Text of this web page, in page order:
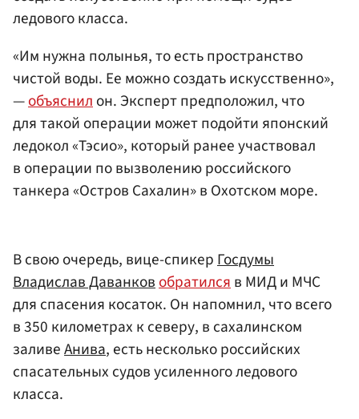
ледового класса.
«Им нужна полынья, то есть пространство
чистой воды. Ее можно создать искусственно»,
—объяснилон. Эксперт предположил, что
для такой операции может подойти японский
ледокол «Тэсио», который ранее участвовал
в операции по вызволению российского
танкера «Остров Сахалин» в Охотском море.
В свою очередь, вице-спикер Госдумы
Владислав Даванков обратился в МИД и МЧС
для спасения косаток. Он напомнил, что всего
в 350 километрах к северу, в сахалинском
заливеАнива, есть несколько российских
спасательных судов усиленного ледового
класса.